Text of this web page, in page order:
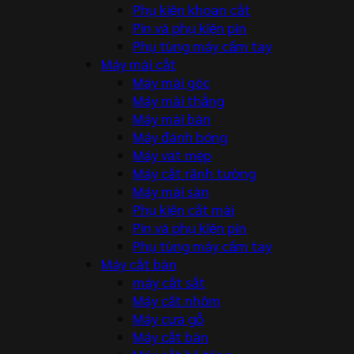
Phụ kiện khoan cắt
Pin và phụ kiện pin
Phụ tùng máy cầm tay
Máy mài cắt
Máy mài góc
Máy mài thẳng
Máy mài bàn
Máy đánh bóng
Máy vát mép
Máy cắt rãnh tường
Máy mài sàn
Phụ kiện cắt mài
Pin và phụ kiện pin
Phụ tùng máy cầm tay
Máy cắt bàn
máy cắt sắt
Máy cắt nhôm
Máy cưa gỗ
Máy cắt bàn